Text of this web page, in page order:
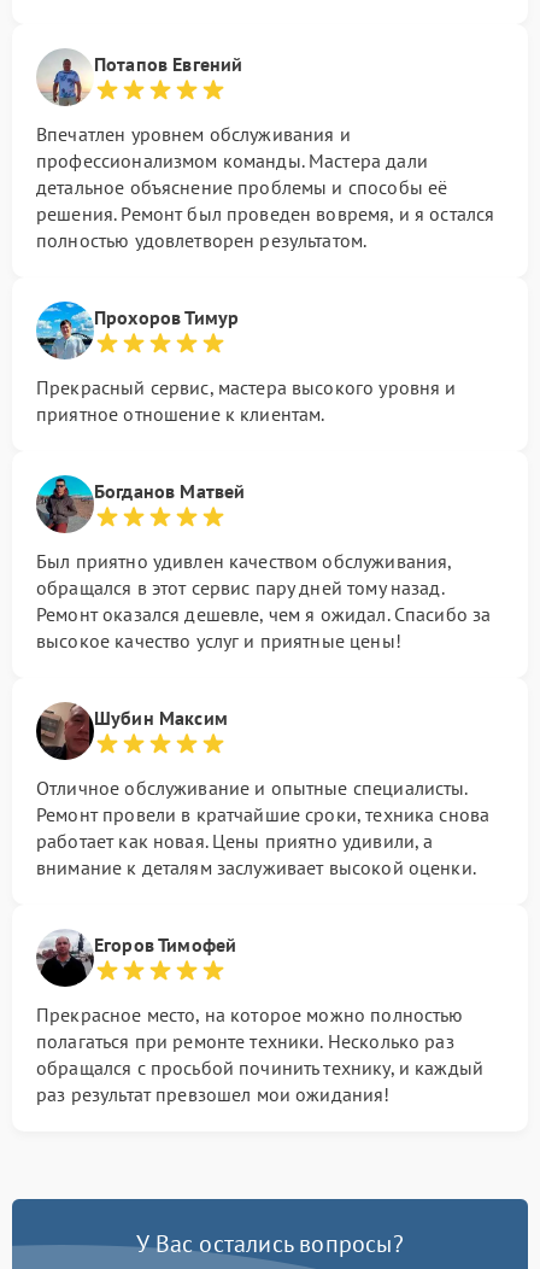
Потапов Евгений
Впечатлен уровнем обслуживания и
профессионализмом команды. Мастера дали
детальное объяснение проблемы и способы её
решения. Ремонт был проведен вовремя, и я остался
полностью удовлетворен результатом.
Прохоров Тимур
Прекрасный сервис, мастера высокого уровня и
приятное отношение к клиентам.
Богданов Матвей
Был приятно удивлен качеством обслуживания,
обращался в этот сервис пару дней тому назад.
Ремонт оказался дешевле, чем я ожидал. Спасибо за
высокое качество услуг и приятные цены!
Шубин Максим
Отличное обслуживание и опытные специалисты.
Ремонт провели в кратчайшие сроки, техника снова
работает как новая. Цены приятно удивили, а
внимание к деталям заслуживает высокой оценки.
Егоров Тимофей
Прекрасное место, на которое можно полностью
полагаться при ремонте техники. Несколько раз
обращался с просьбой починить технику, и каждый
раз результат превзошел мои ожидания!
У Вас остались вопросы?